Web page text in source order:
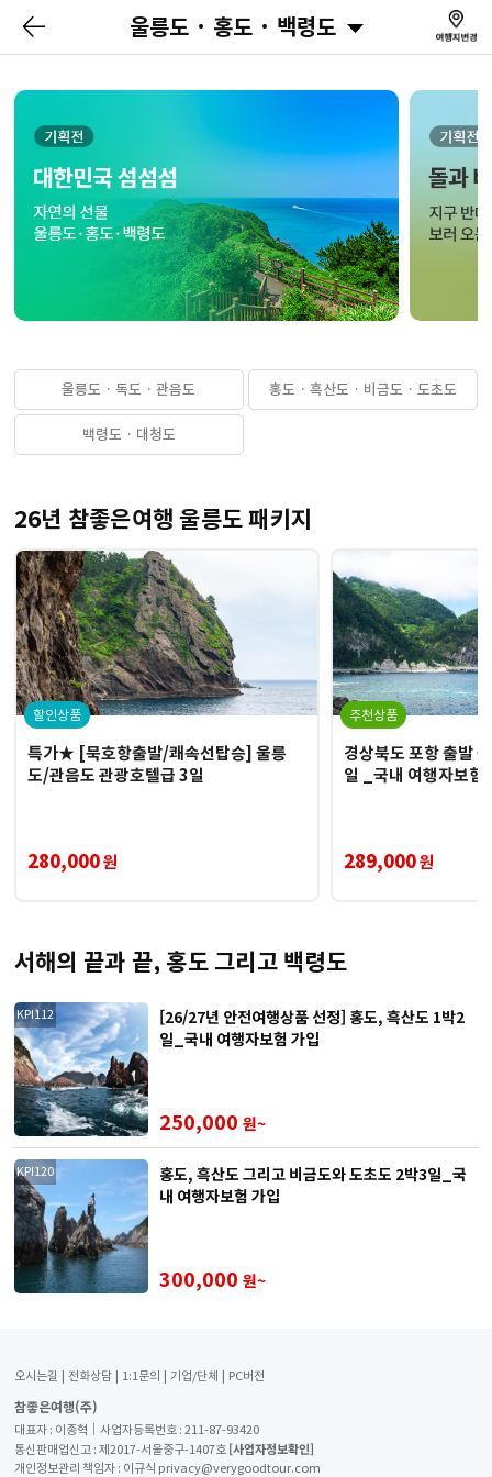
울릉도 · 홍도 · 백령도
울릉도 · 독도 · 관음도 홍도 · 흑산도 · 비금도 · 도초도
백령도 · 대청도
26년 참좋은여행 울릉도 패키지
할인상품
특가★ [묵호항출발/쾌속선탑승] 울릉
도/관음도 관광호텔급 3일
280,000원
추천상품
경상북도 포항 출발
일 _국내 여행자보험
289,000원
서해의 끝과 끝, 홍도 그리고 백령도
KPI112
[26/27년 안전여행상품 선정] 홍도, 흑산도 1박2
일_국내 여행자보험 가입
250,000 원~
KPI120
홍도, 흑산도 그리고 비금도와 도초도 2박3일_국
내 여행자보험 가입
300,000 원~
오시는길 전화상담 1:1문의 기업/단체 PC버전
참좋은여행(주)
대표자 : 이종혁│사업자등록번호 : 211-87-93420
통신판매업신고 : 제2017-서울중구-1407호 [사업자정보확인]
개인정보관리 책임자 : 이규식 privacy@verygoodtour.com